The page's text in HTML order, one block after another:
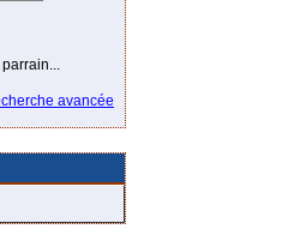
avancée